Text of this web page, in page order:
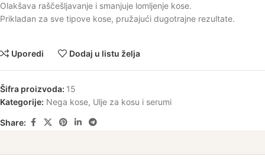
Olakšava raščešljavanje i smanjuje lomljenje kose.
Prikladan za sve tipove kose, pružajući dugotrajne rezultate.
Uporedi Dodaj u listu želja
Šifra proizvoda: 15
Kategorije: Nega kose, Ulje za kosu i serumi
Share: